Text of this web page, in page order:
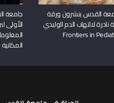
القدس ينشرون ورقة
لالتهاب الدم الوليدي
جامعة
الأولى